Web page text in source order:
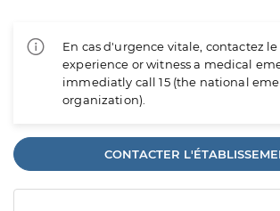
En cas d'urgence vitale, contactez le
experience or witness a medical
immediatly call 15 (the national
organization).
CONTACTER